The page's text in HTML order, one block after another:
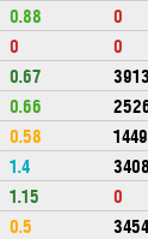
0.88 0
0 0
0.67
0.66
0.58
1.4
1.15 0
0.5